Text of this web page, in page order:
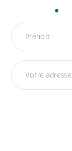
Infolettre